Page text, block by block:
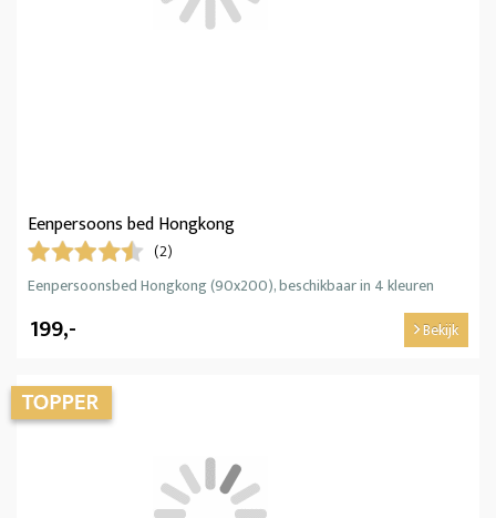
Eenpersoons bed Hongkong
(2)
Eenpersoonsbed Hongkong (90x200), beschikbaar in 4 kleuren
199,- Bekijk